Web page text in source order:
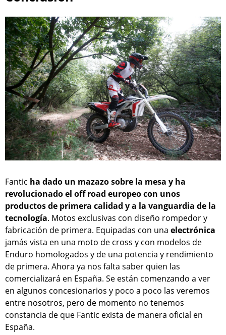
Fantic ha dado un mazazo sobre la mesa y ha
revolucionado el off road europeo con unos
productos de primera calidad y a la vanguardia de la
tecnología. Motos exclusivas con diseño rompedor y
fabricación de primera. Equipadas con una electrónica
jamás vista en una moto de cross y con modelos de
Enduro homologados y de una potencia y rendimiento
de primera. Ahora ya nos falta saber quien las
comercializará en España. Se están comenzando a ver
en algunos concesionarios y poco a poco las veremos
entre nosotros, pero de momento no tenemos
constancia de que Fantic exista de manera oficial en
España.